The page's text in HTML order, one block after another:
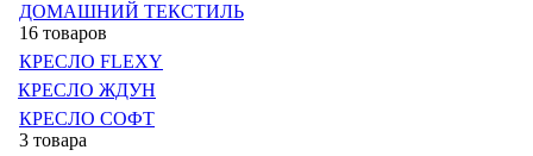
ДОМАШНИЙ ТЕКСТИЛЬ
16 товаров
КРЕСЛО FLEXY
КРЕСЛО ЖДУН
КРЕСЛО СОФТ
3 товара